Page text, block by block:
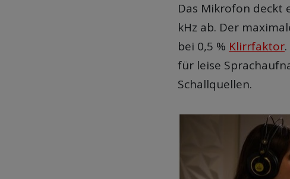
Das Mikrofon deckt
kHz ab. Der
bei 0,5 % Klirrfaktor
für leise
Schallquellen.